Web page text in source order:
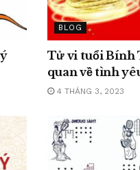
BLOG
Tử vi tuổi Bính
quan về tình
4 THÁNG 3, 2023